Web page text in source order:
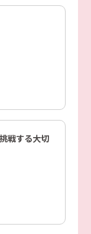
戦する大切